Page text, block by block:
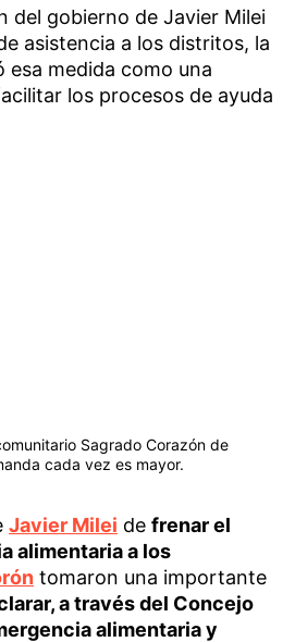
del gobierno de Javier Milei
asistencia a los distritos, la
esa medida como una
los procesos de ayuda
Sagrado Corazón de
cada vez es mayor.
Javier Milei de frenar el
alimentaria a los
tomaron una importante
a través del Concejo
alimentaria y